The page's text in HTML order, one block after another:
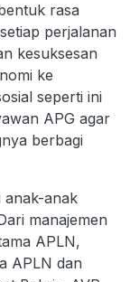
rasa
perjalanan
kesuksesan
ke
seperti ini
APG agar
berbagi
anak-anak
manajemen
APLN,
APLN dan